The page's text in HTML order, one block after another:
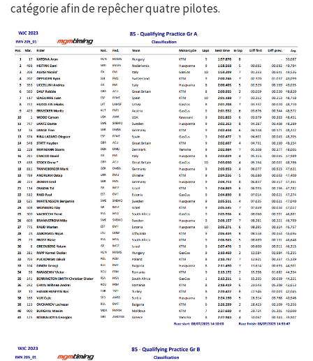
catégorie afin de repêcher quatre pilotes.